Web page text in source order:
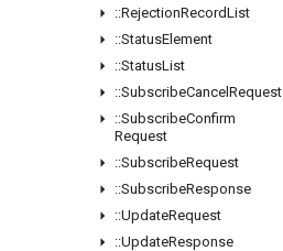
::RejectionRecordList
::StatusElement
::StatusList
::SubscribeCancel Request
::SubscribeConfirm
Request
::SubscribeRequest
::SubscribeResponse
::UpdateRequest
::UpdateResponse